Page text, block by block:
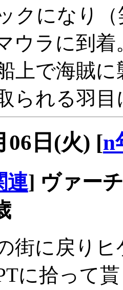
クになり
ウラに到着
上で海賊に
られる羽目
06日(火) [n
連] ヴァー
街に戻り
に拾って